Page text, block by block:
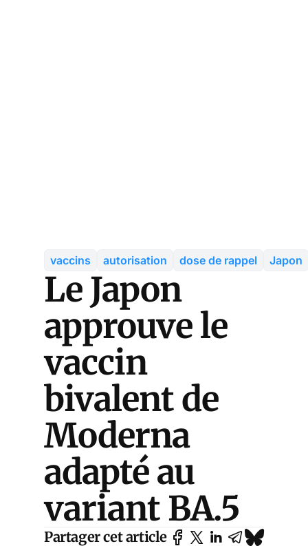
vaccins autorisation dose de rappel Japon
Le Japon
approuve le
vaccin
bivalent de
Moderna
adapté au
variant BA.5
Partager cet article